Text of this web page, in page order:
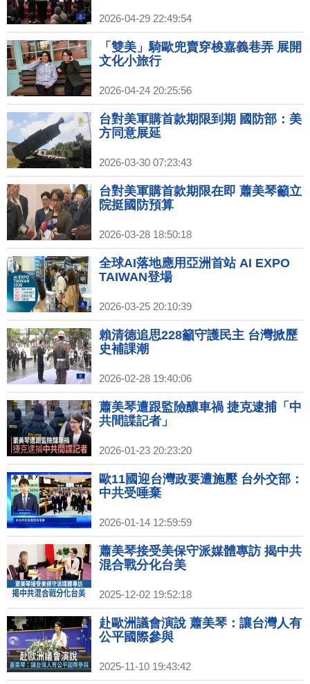
2026-04-29 22:49:54
「雙美」騎歐兜賣穿梭嘉義巷弄 展開
文化小旅行
2026-04-24 20:25:56
台對美軍購首款期限到期 國防部：美
方同意展延
2026-03-30 07:23:43
台對美軍購首款期限在即 蕭美琴籲立
院挺國防預算
2026-03-28 18:50:18
全球AI落地應用亞洲首站 AI EXPO
TAIWAN登場
2026-03-25 20:10:39
賴清德追思228籲守護民主 台灣掀歷
史補課潮
2026-02-28 19:40:06
蕭美琴遭跟監險釀車禍 捷克逮捕「中
共間諜記者」
2026-01-23 20:23:20
歐11國迎台灣政要遭施壓 台外交部：
中共受唾棄
2026-01-14 12:59:59
蕭美琴接受美保守派媒體專訪 揭中共
混合戰分化台美
2025-12-02 19:52:18
赴歐洲議會演說 蕭美琴：讓台灣人有
公平國際參與
2025-11-10 19:43:42